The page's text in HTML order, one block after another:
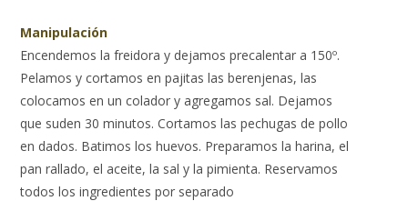
Manipulación
Encendemos la freidora y dejamos precalentar a 150º.
Pelamos y cortamos en pajitas las berenjenas, las
colocamos en un colador y agregamos sal. Dejamos
que suden 30 minutos. Cortamos las pechugas de pollo
en dados. Batimos los huevos. Preparamos la harina, el
pan rallado, el aceite, la sal y la pimienta. Reservamos
todos los ingredientes por separado